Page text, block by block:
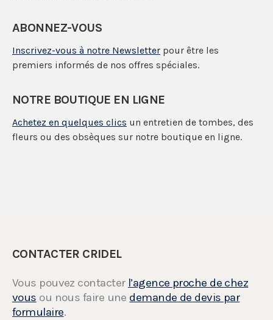
ABONNEZ-VOUS
Inscrivez-vous à notre Newsletter pour être les
premiers informés de nos offres spéciales.
NOTRE BOUTIQUE EN LIGNE
Achetez en quelques clics un entretien de tombes, des
fleurs ou des obsèques sur notre boutique en ligne.
CONTACTER CRIDEL
Vous pouvez contacter l’agence proche de chez
vous ou nous faire une demande de devis par
formulaire.